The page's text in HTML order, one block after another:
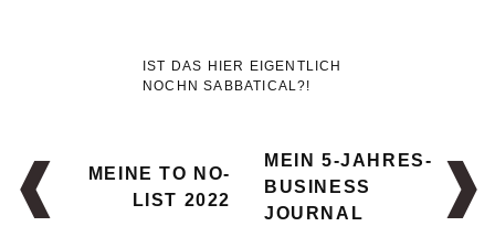
IST DAS HIER EIGENTLICH
NOCHN SABBATICAL?!
MEINE TO NO-
LIST 2022
MEIN 5-JAHRES-
BUSINESS
JOURNAL